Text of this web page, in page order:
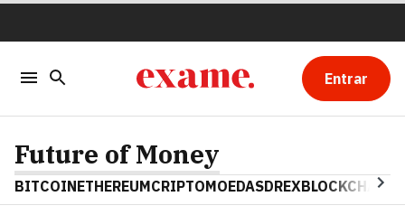
Entrar
Future of Money
BITCOINETHEREUMCRIPTOMOEDASDREXBLOCKCHAIN